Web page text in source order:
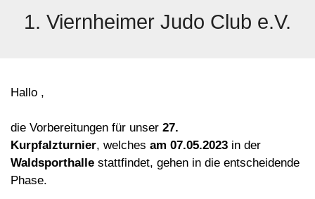
1. Viernheimer Judo Club e.V.
Hallo ,
die Vorbereitungen für unser 27.
Kurpfalzturnier, welches am 07.05.2023 in der
Waldsporthalle stattfindet, gehen in die entscheidende
Phase.